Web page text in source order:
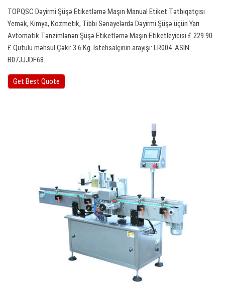
TOPQSC Dəyirmi Şüşə Etiketləmə Maşın Manual Etiket Tətbiqatçısı
Yemək, Kimya, Kozmetik, Tibbi Sənayelərdə Dəyirmi Şüşə üçün Yarı
Avtomatik Tənzimlənən Şüşə Etiketləmə Maşın Etiketleyicisi £ 229.90
£ Qutulu məhsul Çəki: 3.6 Kg. İstehsalçının arayışı: LR004. ASIN:
B07JJJDF68.
Get Best Quote